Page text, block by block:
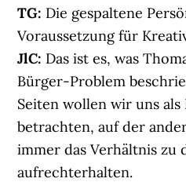
TG: Die gespaltene
Voraussetzung für
JlC: Das ist es, was
Bürger-Problem
Seiten wollen wir uns als
betrachten, auf der
immer das Verhältnis
aufrechterhalten.